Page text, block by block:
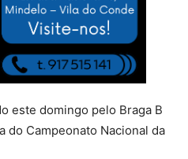
este domingo pelo Braga B
do Campeonato Nacional da